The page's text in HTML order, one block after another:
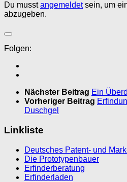
Du musstangemeldetsein, um
abzugeben.
Folgen:
Nächster Beitrag Ein
Vorheriger Beitrag
Duschgel
Linkliste
Deutsches Patent- und
Die Prototypenbauer
Erfinderberatung
Erfinderladen